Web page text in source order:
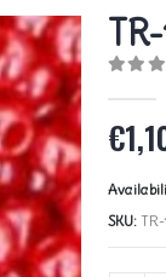
€
SKU: TR-